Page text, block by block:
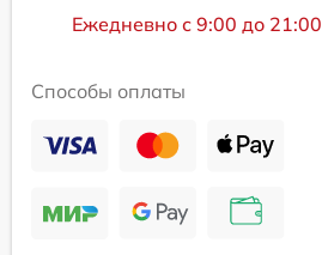
Ежедневно с 9:00 до 21:00
Способы оплаты